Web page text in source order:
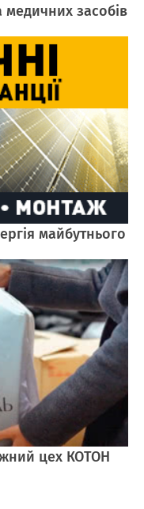
медичних засобів
майбутнього
цех КОТОН